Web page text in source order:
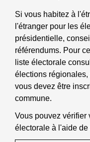
Si vous habitez à
l'étranger pour les
présidentielle,
référendums. Pour
liste électorale
élections
vous devez être
commune.
Vous pouvez vérifier
électorale à l'aide de